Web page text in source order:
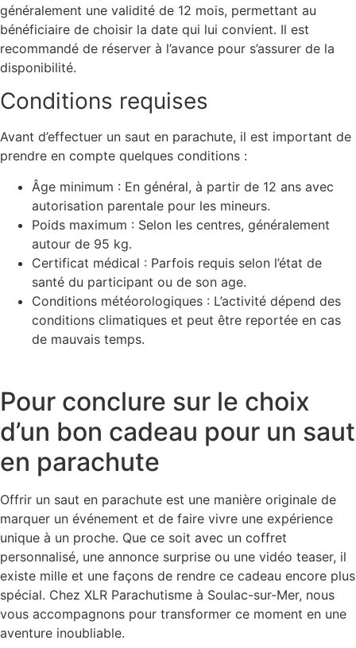
généralement une validité de 12 mois, permettant au
bénéficiaire de choisir la date qui lui convient. Il est
recommandé de réserver à l’avance pour s’assurer de la
disponibilité.
Conditions requises
Avant d’effectuer un saut en parachute, il est important de
prendre en compte quelques conditions :
Âge minimum : En général, à partir de 12 ans avec
autorisation parentale pour les mineurs.
Poids maximum : Selon les centres, généralement
autour de 95 kg.
Certificat médical : Parfois requis selon l’état de
santé du participant ou de son age.
Conditions météorologiques : L’activité dépend des
conditions climatiques et peut être reportée en cas
de mauvais temps.
Pour conclure sur le choix
d’un bon cadeau pour un saut
en parachute
Offrir un saut en parachute est une manière originale de
marquer un événement et de faire vivre une expérience
unique à un proche. Que ce soit avec un coffret
personnalisé, une annonce surprise ou une vidéo teaser, il
existe mille et une façons de rendre ce cadeau encore plus
spécial. Chez XLR Parachutisme à Soulac-sur-Mer, nous
vous accompagnons pour transformer ce moment en une
aventure inoubliable.